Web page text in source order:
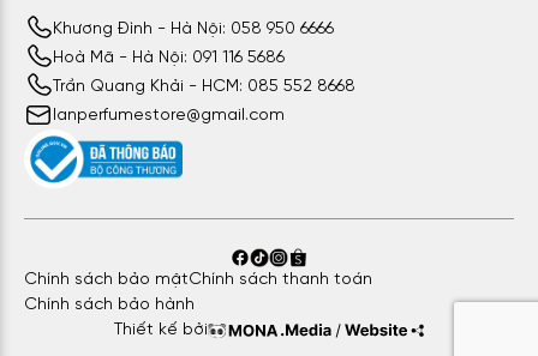
Not A Perfume EDP sở hữu hương thơm tối giản nhưng đầy
Độ lưu hương:6 – 8 giờ
Khương Đình - Hà Nội: 058 950 6666
Hoà Mã - Hà Nội: 091 116 5686
Trần Quang Khải - HCM: 085 552 8668
lanperfumestore@gmail.com
Chính sách bảo mậtChính sách thanh toán
Chính sách bảo hành
Thiết kế bởi